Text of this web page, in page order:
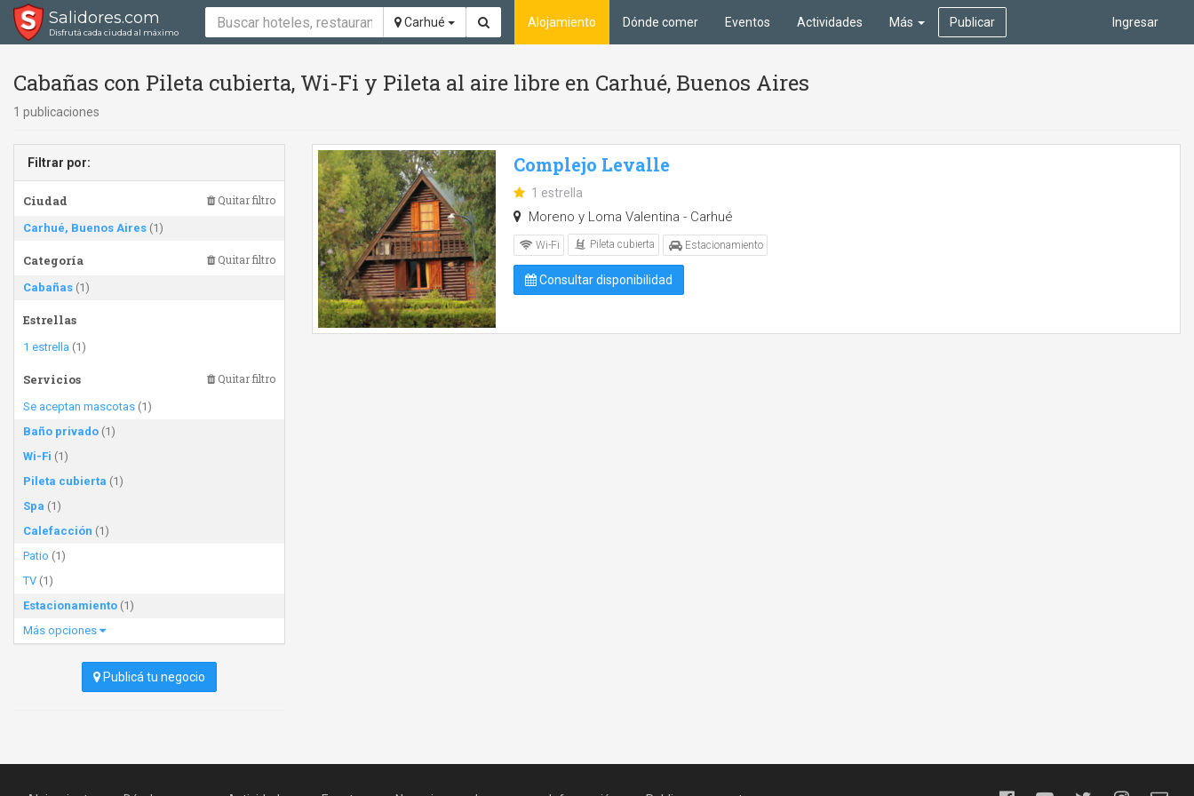
Salidores.com
Disfrutá cada ciudad al máximo
Carhué Ingresar
Alojamiento Dónde comer Eventos Actividades Más Publicar
Cabañas con Pileta cubierta, Wi-Fi y Pileta al aire libre en Carhué, Buenos Aires
1 publicaciones
Filtrar por:
Ciudad Quitar filtro
Carhué, Buenos Aires (1)
Categoría Quitar filtro
Cabañas (1)
Estrellas
1 estrella (1)
Servicios Quitar filtro
Se aceptan mascotas (1)
Baño privado (1)
Wi-Fi (1)
Pileta cubierta (1)
Spa (1)
Calefacción (1)
Patio (1)
TV (1)
Estacionamiento (1)
Más opciones
Publicá tu negocio
Complejo Levalle
1 estrella
Moreno y Loma Valentina - Carhué
Wi-Fi Pileta cubierta Estacionamiento
Consultar disponibilidad